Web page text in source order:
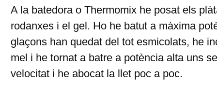
A la batedora o Thermomix he posat els
rodanxes i el gel. Ho he batut a màxima
glaçons han quedat del tot esmicolats, he
mel i he tornat a batre a potència alta uns
velocitat i he abocat la llet poc a poc.